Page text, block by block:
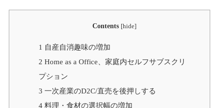
Contents [hide]
1 自産自消趣味の増加
2 Home as a Office、家庭内セルフサブスクリ
プション
3 一次産業のD2C/直売を後押しする
4料理・食材の選択幅の増加